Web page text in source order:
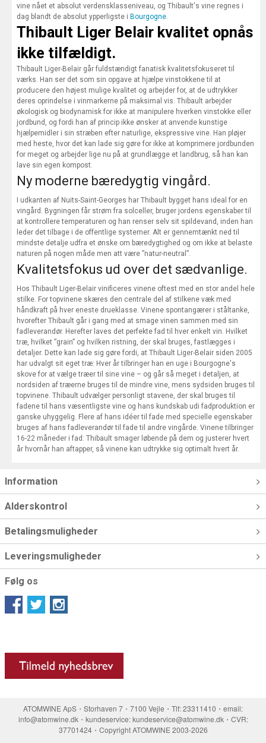
vine nået et absolut verdensklasseniveau, og Thibault's vine regnes i
dag blandt de absolut ypperligste i Bourgogne.
Thibault Liger Belair kvalitet opnås
ikke tilfældigt.
Thibault Liger-Belair går fuldstændigt fanatisk kvalitetsfokuseret til
værks. Han ser det som sin opgave at hjælpe vinstokkene til at
producere den højest mulige kvalitet og arbejder for, at de udtrykker
deres oprindelse i vinmarkerne på maksimal vis. Thibault arbejder
økologisk og biodynamisk for ikke at manipulere hverken vinstokke eller
jordbund, og fordi han af princip ikke ønsker at anvende kunstige
hjælpemidler i sin stræben efter naturlige, ekspressive vine. Han pløjer
med heste, hvor det kan lade sig gøre for ikke at komprimere jordbunden
for meget og arbejder lige nu på at grundlægge et landbrug, så han kan
lave sin egen kompost.
Ny moderne bæredygtig vingård.
I udkanten af Nuits-Saint-Georges har Thibault bygget hans ideal for en
vingård. Bygningen får strøm fra solceller, bruger jordens egenskaber til
at kontrollere temperaturen og han renser selv sit spildevand, inden han
leder det tilbage i de offentlige systemer. Alt er gennemtænkt ned til
mindste detalje udfra et ønske om bæredygtighed og om ikke at belaste
naturen på nogen måde men att være ”natur-neutral”.
Kvalitetsfokus ud over det sædvanlige.
Hos Thibault Liger-Belair vinificeres vinene oftest med en stor andel hele
stilke. For topvinene skæres den centrale del af stilkene væk med
håndkraft på hver eneste drueklasse. Vinene spontangærer i ståltanke,
hvorefter Thibault går i gang med at smage vinen sammen med sin
fadleverandør. Herefter laves det perfekte fad til hver enkelt vin. Hvilket
træ, hvilket ”grain” og hvilken ristning, der skal bruges, fastlægges i
detaljer. Dette kan lade sig gøre fordi, at Thibault Liger-Belair siden 2005
har udvalgt sit eget træ: Hver år tilbringer han en uge i Bourgogne's
skove for at vælge træer til sine vine – og går så meget i detaljen, at
nordsiden af træerne bruges til de mindre vine, mens sydsiden bruges til
topvinene. Thibault udvælger personligt stavene, der skal bruges til
fadene til hans væsentligste vine og hans kundskab udi fadproduktion er
ganske uhyggelig. Flere af hans idéer til fade med specielle egenskaber
bruges af hans fadleverandør til fade til andre vingårde. Vinene tilbringer
16-22 måneder i fad: Thibault smager løbende på dem og justerer hvert
år hvornår han aftapper, så vinene kan udtrykke sig optimalt hvert år.
Information
Alderskontrol
Betalingsmuligheder
Leveringsmuligheder
Følg os
ATOMWINE ApS・Storhaven 7・7100 Vejle・Tlf: 23311410・email:
info@atomwine.dk・kundeservice: kundeservice@atomwine.dk・CVR:
37701424・Copyright ATOMWINE 2003-2026